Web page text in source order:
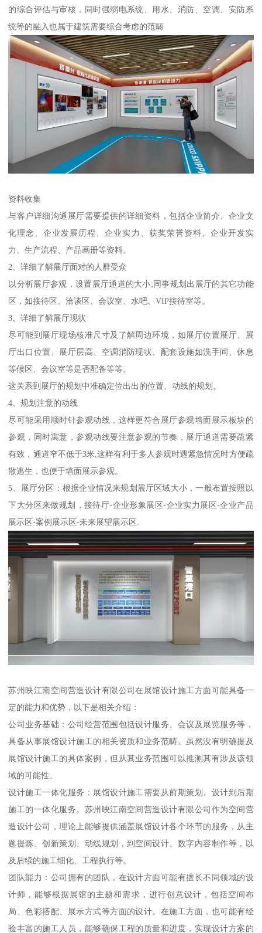
的综合评估与审核，同时强弱电系统、用水、消防、空调、安防系
统等的融入也属于建筑需要综合考虑的范畴
资料收集
与客户详细沟通展厅需要提供的详细资料，包括企业简介、企业文
化理念、企业发展历程、企业实力、获奖荣誉资料、企业开发实
力、生产流程、产品画册等资料。
2、详细了解展厅面对的人群受众
以分析展厅参观，设置展厅通道的大小;同事规划出展厅的其它功能
区，如接待区、洽谈区、会议室、水吧、VIP接待室等。
3、详细了解展厅现状
尽可能到展厅现场核准尺寸及了解周边环境，如展厅位置展厅、展
厅出口位置、展厅层高、空调消防现状、配套设施如洗手间、休息
等候区、会议室等是否配备等等。
这关系到展厅的规划中准确定位出出的位置、动线的规划。
4、规划注意的动线
尽可能采用顺时针参观动线，这样更符合展厅参观墙面展示板块的
参观，同时寓意，参观动线要注意参观的节奏，展厅通道需要疏紧
有致，通道窄不低于3米,这样有利于多人参观时遇紧急情况时方便疏
散逃生，也便于墙面展示参观。
5、展厅分区：根据企业情况来规划展厅区域大小，一般布置按照以
下大分区来做规划，接待厅-企业形象展区-企业实力展区-企业产品
展示区-案例展示区-未来展望展示区.
苏州映江南空间营造设计有限公司在展馆设计施工方面可能具备一
定的能力和优势，以下是相关介绍：
公司业务基础：公司经营范围包括设计服务、会议及展览服务等，
具备从事展馆设计施工的相关资质和业务范畴。虽然没有明确提及
展馆设计施工的具体案例，但从其业务范围可以推测其有涉及该领
域的可能性。
设计施工一体化服务：展馆设计施工需要从前期策划、设计到后期
施工的一体化服务。苏州映江南空间营造设计有限公司作为空间营
造设计公司，理论上能够提供涵盖展馆设计各个环节的服务，从主
题提炼、创新策划、动线规划，到空间设计、数字内容制作等，以
及后续的施工细化、工程执行等。
团队能力：公司拥有的团队，在设计方面可能有擅长不同领域的设
计师，能够根据展馆的主题和需求，进行创意设计，包括空间布
局、色彩搭配、展示方式等方面的设计。在施工方面，也可能有经
验丰富的施工人员，能够确保工程的质量和进度，实现设计方案的